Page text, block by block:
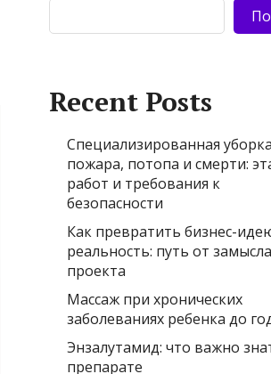
Recent Posts
Специализированная
пожара, потопа и смерти:
работ и требования к
безопасности
Как превратить бизнес-
реальность: путь от
проекта
Массаж при хронических
заболеваниях ребенка до
Энзалутамид: что важно
препарате